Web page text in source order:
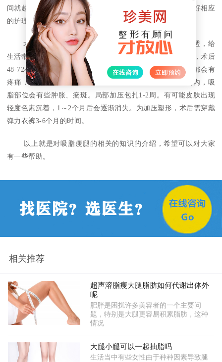
间就越短，不过为了缩短其恢复时间，求美者需要在术后做好相应
的护理工作。
术后护理：术后1-2天内伤口内会有渗液，会使敷料湿透，给
生活带来不便，需及时更换敷料。术后伤口内会放置引流条，术后
48-72小时需到医院复查，拔除引流。术后1-4天内，活动时都会有
疼痛，这是正常现象，但一般不影响生活自理。术后1-2周内，吸
脂部位会有些肿胀、瘀斑。局部加压包扎1-2周。有可能皮肤出现
轻度色素沉着，1～2个月后会逐渐消失。为加压塑形，术后需穿戴
弹力衣裤3-6个月的时间。
以上就是对吸脂瘦腿的相关的知识的介绍，希望可以对大家
有一些帮助。
相关推荐
超声溶脂瘦大腿脂肪如何代谢出体外
呢
肥胖是困扰许多美容者的一个主要问
题，特别是大腿更容易积累脂肪，这种
情况
大腿小腿可以一起抽脂吗
生活当中有些女性由于种种因素导致腿